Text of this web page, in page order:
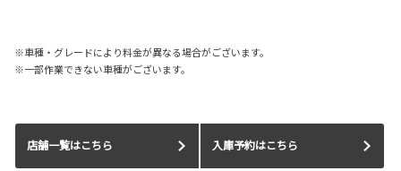
※車種・グレードにより料金が異なる場合がございます。
※一部作業できない車種がございます。
店舗一覧はこちら 入庫予約はこちら